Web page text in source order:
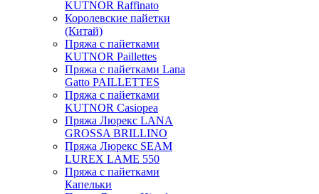
KUTNOR Raffinato
Королевские пайетки
(Китай)
Пряжа с пайетками
KUTNOR Paillettes
Пряжа с пайетками Lana
Gatto PAILLETTES
Пряжа с пайетками
KUTNOR Casiopea
Пряжа Люрекс LANA
GROSSA BRILLINO
Пряжа Люрекс SEAM
LUREX LAME 550
Пряжа с пайетками
Капельки